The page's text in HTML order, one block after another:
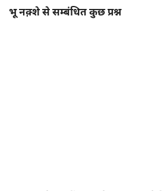
भू नक़्शे से सम्बंधित कुछ प्रश्न